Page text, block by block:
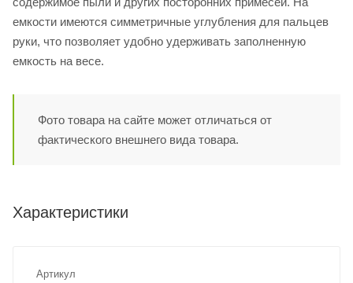
емкости имеются симметричные углубления для пальцев
руки, что позволяет удобно удерживать заполненную
емкость на весе.
Фото товара на сайте может отличаться от
фактического внешнего вида товара.
Характеристики
Артикул